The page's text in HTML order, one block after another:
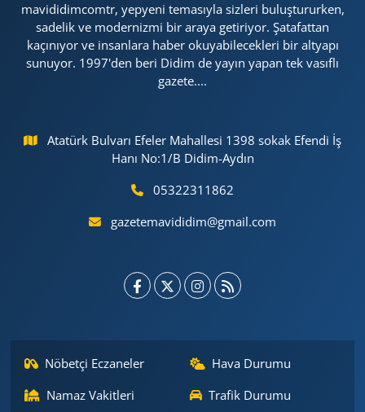
mavididimcomtr, yepyeni temasıyla sizleri buluştururken,
sadelik ve modernizmi bir araya getiriyor. Şatafattan
kaçınıyor ve insanlara haber okuyabilecekleri bir altyapı
sunuyor. 1997'den beri Didim de yayın yapan tek vasıflı
gazete....
Atatürk Bulvarı Efeler Mahallesi 1398 sokak Efendi İş
Hanı No:1/B Didim-Aydın
05322311862
gazetemavididim@gmail.com
Nöbetçi Eczaneler
Hava Durumu
Namaz Vakitleri
Trafik Durumu